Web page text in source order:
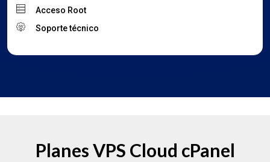
Acceso Root
Soporte técnico
Planes VPS Cloud cPanel